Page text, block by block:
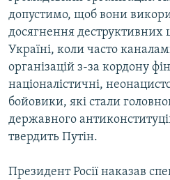
допустимо, щоб вони
досягнення деструктивних
Україні, коли часто
організацій з-за кордону
націоналістичні,
бойовики, які стали
державного
твердить Путін.
Президент Росії наказав